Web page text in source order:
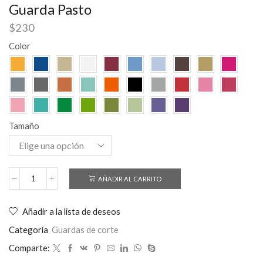
Guarda Pasto
$230
Color
Tamaño
AÑADIR AL CARRITO
Añadir a la lista de deseos
Categoría Guardas de corte
Comparte: